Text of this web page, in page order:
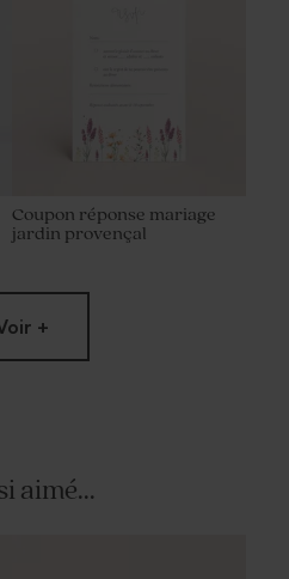
Coupon réponse mariage
jardin provençal
+
aimé...